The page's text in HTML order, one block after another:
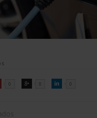
0 
GOOGLE0 
LINKEDIN
0